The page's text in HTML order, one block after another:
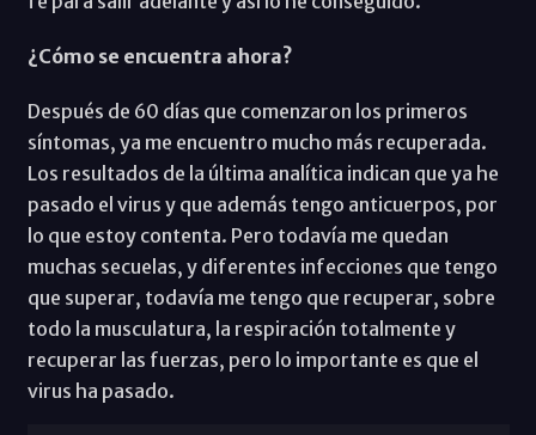
¿Cómo se encuentra ahora?
Después de 60 días que comenzaron los primeros
síntomas, ya me encuentro mucho más recuperada.
Los resultados de la última analítica indican que ya he
pasado el virus y que además tengo anticuerpos, por
lo que estoy contenta. Pero todavía me quedan
muchas secuelas, y diferentes infecciones que tengo
que superar, todavía me tengo que recuperar, sobre
todo la musculatura, la respiración totalmente y
recuperar las fuerzas, pero lo importante es que el
virus ha pasado.